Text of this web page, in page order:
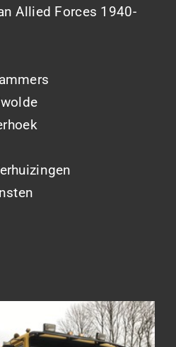
Allied Forces 1940-